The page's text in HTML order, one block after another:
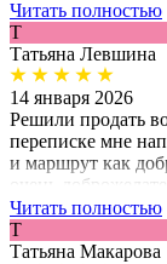
перевели деньги
очень
стрижку. В салоне
Читать полностью
Т
Татьяна Левшина
14 января 2026
Решили продать
переписке мне
и маршрут как
очень
Читать полностью
Т
Татьяна Макарова